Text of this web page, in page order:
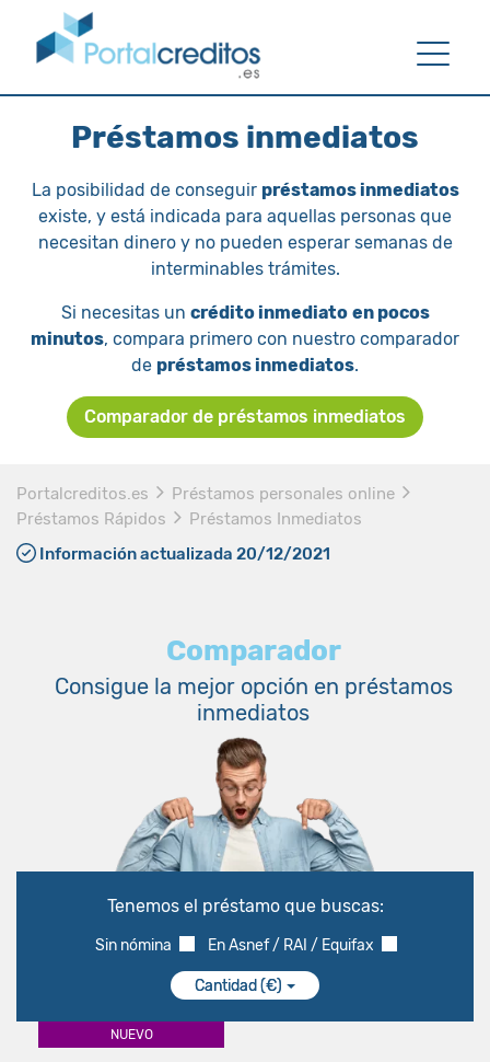
Préstamos inmediatos
La posibilidad de conseguir préstamos inmediatos
existe, y está indicada para aquellas personas que
necesitan dinero y no pueden esperar semanas de
interminables trámites.
Si necesitas un crédito inmediato en pocos
minutos, compara primero con nuestro comparador
de préstamos inmediatos.
Comparador de préstamos inmediatos
Portalcreditos.es
Préstamos personales online
Préstamos Rápidos
Préstamos Inmediatos
Información actualizada 20/12/2021
Comparador
Consigue la mejor opción en préstamos
inmediatos
Tenemos el préstamo que buscas:
Sin nómina En Asnef / RAI / Equifax
Cantidad (€)
NUEVO